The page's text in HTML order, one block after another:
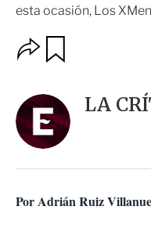
esta ocasión, Los
O
p
n
e
s
o
a
r
LA
Por Adrián Ruiz